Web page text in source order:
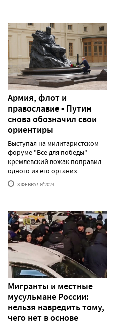
Армия, флот и
православие - Путин
снова обозначил свои
ориентиры
Выступая на милитаристском
форуме "Все для победы"
кремлевский вожак поправил
одного из его организ......
3 ФЕВРАЛЯ'2024
Мигранты и местные
мусульмане России:
нельзя навредить тому,
чего нет в основе